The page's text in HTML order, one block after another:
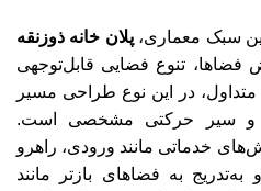
سبک معماری،پلان خانه ذوزنقه
فضاها، تنوع فضایی قابل‌توجهی
متداول، در این نوع طراحی مسیر
و سیر حرکتی مشخصی است.
خدماتی مانند ورودی، راهرو
به فضاهای بازتر مانند